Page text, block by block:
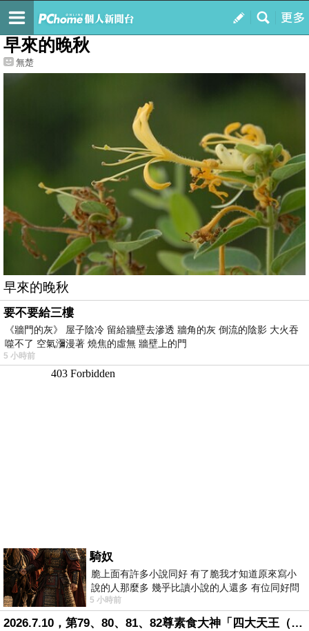
我的
最新文章
早來的晚秋
無楚
早來的晚秋
要不要給三樓
《牆門的灰》 屋子陰冷 留給牆壁去滲透 牆角的灰 倒流的陰影 大火吞
噬不了 空氣瀰漫著 燒焦的虛無 牆壁上的門
5 小時前
騎奴
脆上面有許多小說同好 有了脆我才知道原來寫小
說的人那麼多 幾乎比讀小說的人還多 有位同好問
了一個問題 她說為什麼高中文學獎的
5 小時前
2026.7.10，第79、80、81、82尊素食大神「四大天王（護界）」降臨寶島台灣（6）